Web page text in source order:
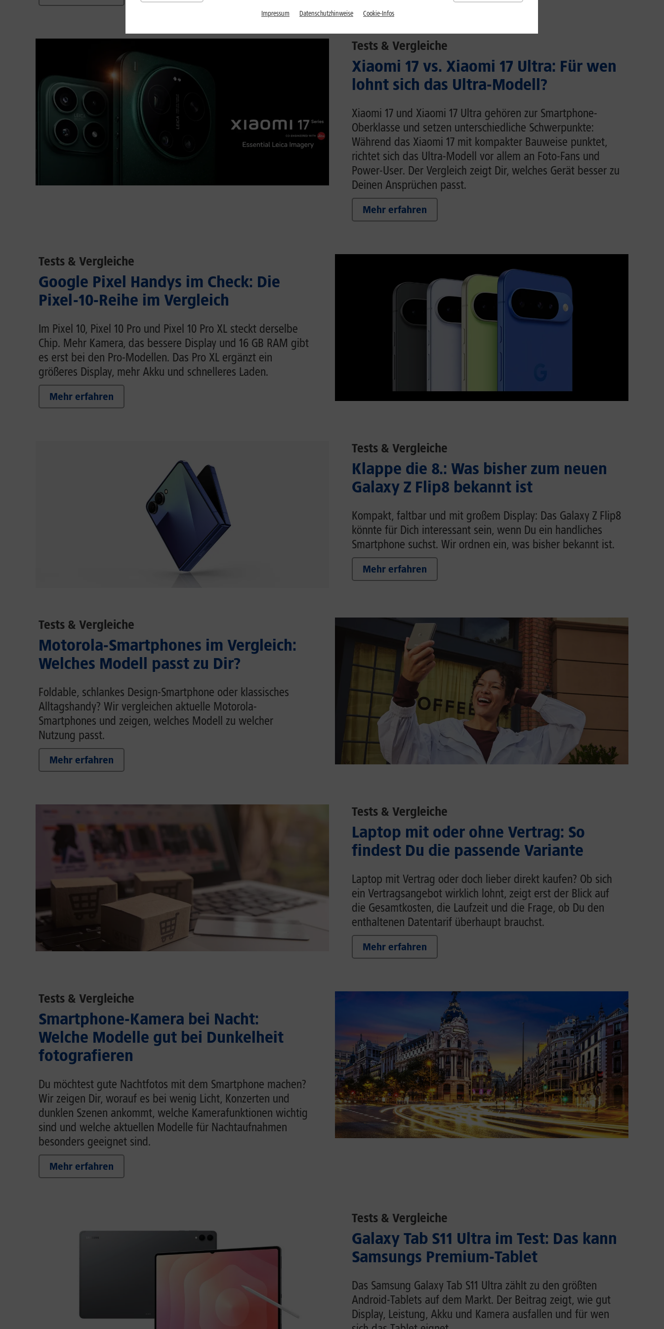
Tests & Vergleiche
Xiaomi 17 vs. Xiaomi 17 Ultra: Für wen
lohnt sich das Ultra-Modell?
Xiaomi 17 und Xiaomi 17 Ultra gehören zur Smartphone-
Oberklasse und setzen unterschiedliche Schwerpunkte:
Während das Xiaomi 17 mit kompakter Bauweise punktet,
richtet sich das Ultra-Modell vor allem an Foto-Fans und
Power-User. Der Vergleich zeigt Dir, welches Gerät besser zu
Deinen Ansprüchen passt.
Mehr erfahren
Tests & Vergleiche
Google Pixel Handys im Check: Die
Pixel-10-Reihe im Vergleich
Im Pixel 10, Pixel 10 Pro und Pixel 10 Pro XL steckt derselbe
Chip. Mehr Kamera, das bessere Display und 16 GB RAM gibt
es erst bei den Pro-Modellen. Das Pro XL ergänzt ein
größeres Display, mehr Akku und schnelleres Laden.
Mehr erfahren
Tests & Vergleiche
Klappe die 8.: Was bisher zum neuen
Galaxy Z Flip8 bekannt ist
Kompakt, faltbar und mit großem Display: Das Galaxy Z Flip8
könnte für Dich interessant sein, wenn Du ein handliches
Smartphone suchst. Wir ordnen ein, was bisher bekannt ist.
Mehr erfahren
Tests & Vergleiche
Motorola-Smartphones im Vergleich:
Welches Modell passt zu Dir?
Foldable, schlankes Design-Smartphone oder klassisches
Alltagshandy? Wir vergleichen aktuelle Motorola-
Smartphones und zeigen, welches Modell zu welcher
Nutzung passt.
Mehr erfahren
Tests & Vergleiche
Laptop mit oder ohne Vertrag: So
findest Du die passende Variante
Laptop mit Vertrag oder doch lieber direkt kaufen? Ob sich
ein Vertragsangebot wirklich lohnt, zeigt erst der Blick auf
die Gesamtkosten, die Laufzeit und die Frage, ob Du den
enthaltenen Datentarif überhaupt brauchst.
Mehr erfahren
Tests & Vergleiche
Smartphone-Kamera bei Nacht:
Welche Modelle gut bei Dunkelheit
fotografieren
Du möchtest gute Nachtfotos mit dem Smartphone machen?
Wir zeigen Dir, worauf es bei wenig Licht, Konzerten und
dunklen Szenen ankommt, welche Kamerafunktionen wichtig
sind und welche aktuellen Modelle für Nachtaufnahmen
besonders geeignet sind.
Mehr erfahren
Tests & Vergleiche
Galaxy Tab S11 Ultra im Test: Das kann
Samsungs Premium-Tablet
Das Samsung Galaxy Tab S11 Ultra zählt zu den größten
Android-Tablets auf dem Markt. Der Beitrag zeigt, wie gut
Display, Leistung, Akku und Kamera ausfallen und für wen
Impressum Datenschutzhinweise Cookie-Infos